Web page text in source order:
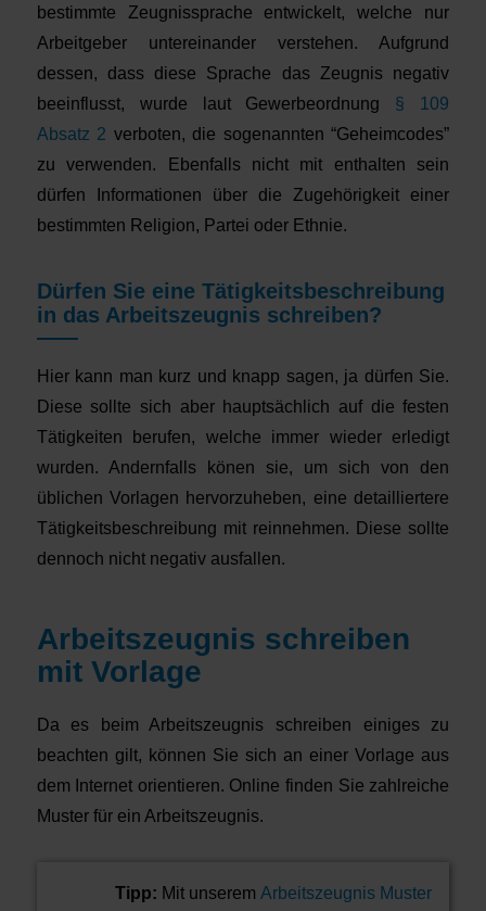
bestimmte Zeugnissprache entwickelt, welche nur
Arbeitgeber untereinander verstehen. Aufgrund
dessen, dass diese Sprache das Zeugnis negativ
beeinflusst, wurde laut Gewerbeordnung § 109
Absatz 2 verboten, die sogenannten “Geheimcodes”
zu verwenden. Ebenfalls nicht mit enthalten sein
dürfen Informationen über die Zugehörigkeit einer
bestimmten Religion, Partei oder Ethnie.
Dürfen Sie eine Tätigkeitsbeschreibung
in das Arbeitszeugnis schreiben?
Hier kann man kurz und knapp sagen, ja dürfen Sie.
Diese sollte sich aber hauptsächlich auf die festen
Tätigkeiten berufen, welche immer wieder erledigt
wurden. Andernfalls könen sie, um sich von den
üblichen Vorlagen hervorzuheben, eine detailliertere
Tätigkeitsbeschreibung mit reinnehmen. Diese sollte
dennoch nicht negativ ausfallen.
Arbeitszeugnis schreiben
mit Vorlage
Da es beim Arbeitszeugnis schreiben einiges zu
beachten gilt, können Sie sich an einer Vorlage aus
dem Internet orientieren. Online finden Sie zahlreiche
Muster für ein Arbeitszeugnis.
Tipp: Mit unserem Arbeitszeugnis Muster